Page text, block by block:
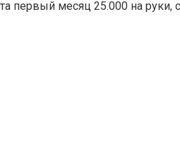
первый месяц 25.000 на руки,